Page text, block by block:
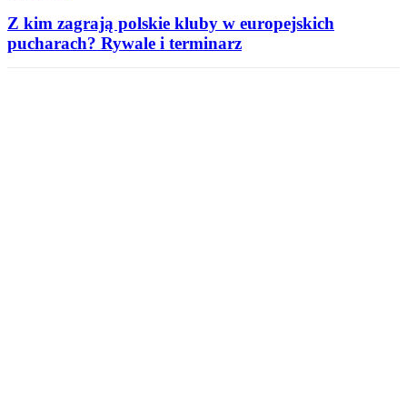
Z kim zagrają polskie kluby w europejskich
pucharach? Rywale i terminarz